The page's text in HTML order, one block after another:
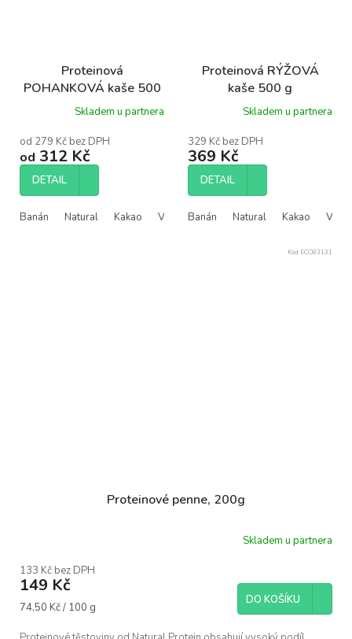
Proteinová
POHANKOVÁ kaše 500
g
Skladem u partnera
od 279 Kč bez DPH
od 312 Kč
DETAIL
Banán Natural Kakao Vanilka
Proteinová RÝŽOVÁ
kaše 500 g
Skladem u partnera
329 Kč bez DPH
369 Kč
DETAIL
Banán Natural Kakao
Proteinové penne, 200g
Skladem u partnera
133 Kč bez DPH
149 Kč
Měrná
74,50 Kč / 100 g
DO KOŠÍKU
Kód: ECO83131